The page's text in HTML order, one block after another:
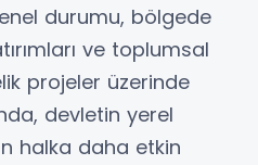
durumu, bölgede
ve toplumsal
projeler üzerinde
devletin yerel
halka daha etkin